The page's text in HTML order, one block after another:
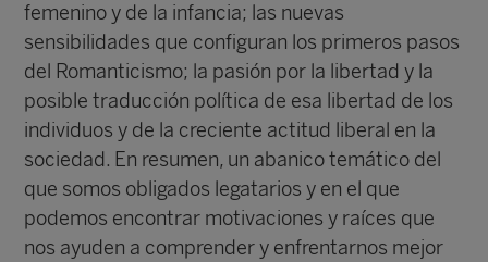
femenino y de la infancia; las nuevas
sensibilidades que configuran los primeros pasos
del Romanticismo; la pasión por la libertad y la
posible traducción política de esa libertad de los
individuos y de la creciente actitud liberal en la
sociedad. En resumen, un abanico temático del
que somos obligados legatarios y en el que
podemos encontrar motivaciones y raíces que
nos ayuden a comprender y enfrentarnos mejor